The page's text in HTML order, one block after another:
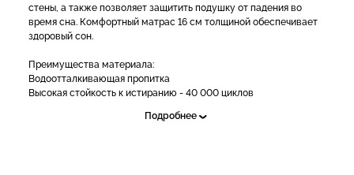
стены, а также позволяет защитить подушку от падения во
время сна. Комфортный матрас 16 см толщиной обеспечивает
здоровый сон.
Преимущества материала:
Водоотталкивающая пропитка
Высокая стойкость к истиранию - 40 000 циклов
Тактильно приятный, мягкий ворс
Подробнее